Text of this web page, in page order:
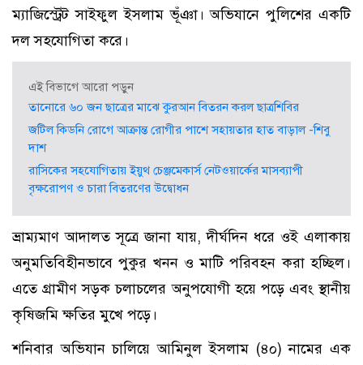
ম্যাজিস্ট্রেট সাইফুল ইসলাম ভূঁঞা। অভিযানে পুলিশের একটি
দল সহযোগিতা করে।
এই বিভাগে আরো পড়ুন
তানোরে ৬০ জন ছাত্রের মাঝে কুরআন বিতরন করল ছাত্রশিবির
জটিল কিডনি রোগে আক্রান্ত রোগীর পাশে সহায়তার হাত বাড়াল -শিবু
দাশ
রাসিকের সহযোগিতায় ইয়ুথ চেঞ্জমেকার্স নেটওয়ার্কের মাসব্যাপী
বৃক্ষরোপণ ও চারা বিতরণের উদ্বোধন
ভ্রাম্যমাণ আদালত সূত্রে জানা যায়, দীর্ঘদিন ধরে ওই এলাকায়
অনুমতিবিহীনভাবে পুকুর খনন ও মাটি পরিবহন করা হচ্ছিল।
এতে গ্রামীণ সড়ক চলাচলের অনুপযোগী হয়ে পড়ে এবং স্থানীয়
কৃষিজমি ক্ষতির মুখে পড়ে।
শনিবার অভিযান চালিয়ে আমিনুল ইসলাম (৪০) নামের এক